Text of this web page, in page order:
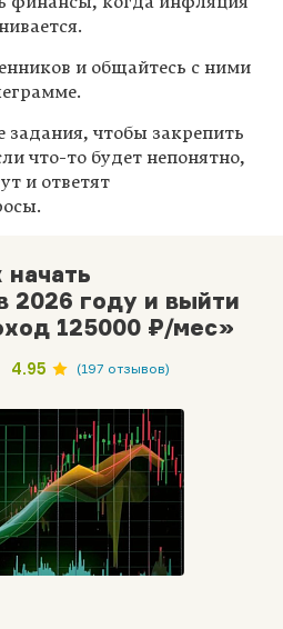
и общайтесь с ними
чтобы закрепить
что-то будет непонятно,
и ответят
2026 году и выйти
125000 ₽/мес»
4.95 (197 отзывов)